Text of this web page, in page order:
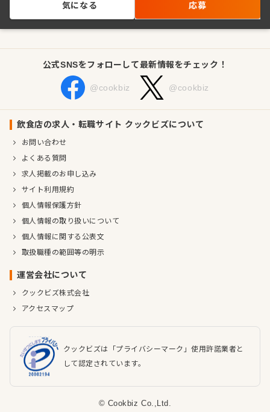
気になる 応募
公式SNSをフォローして最新情報をチェック！
@cookbiz @cookbiz
飲食店の求人・転職サイト クックビズについて
お問い合わせ
よくある質問
求人掲載のお申し込み
サイト利用規約
個人情報保護方針
個人情報の取り扱いについて
個人情報に関する公表文
取扱職種の範囲等の明示
運営会社について
クックビズ株式会社
アクセスマップ
クックビズは「プライバシーマーク」使用許諾業者と
して認定されています。
© Cookbiz Co.,Ltd.